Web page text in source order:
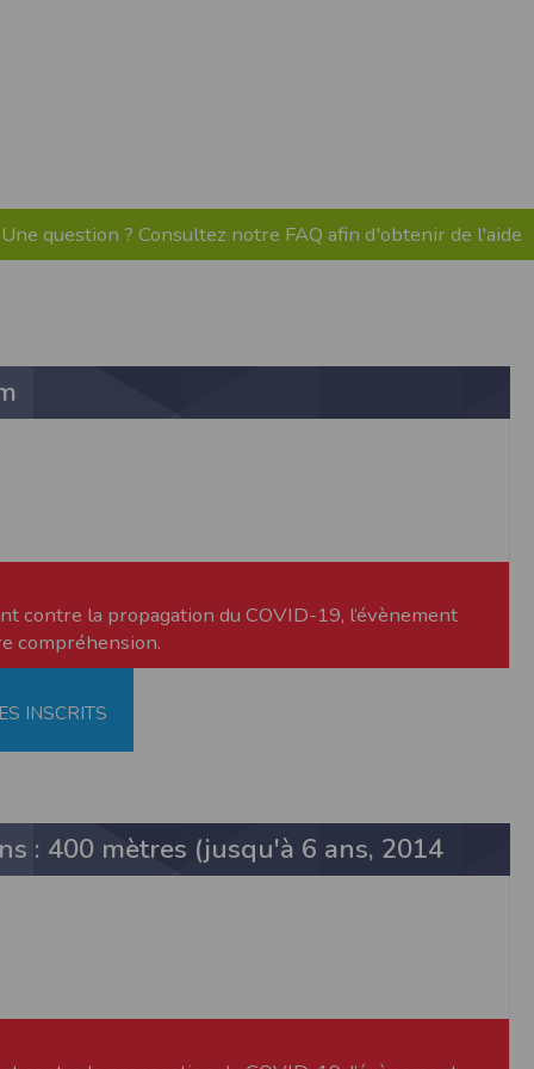
Une question ? Consultez notre FAQ afin d'obtenir de l'aide
contre la propagation du COVID-19, l’évènement
compréhension.
INSCRITS
: 400 mètres (jusqu'à 6 ans, 2014
déclaré à la Commission Nationale de
web, et d'effectuer une localisation
vous nous transmettez volontairement